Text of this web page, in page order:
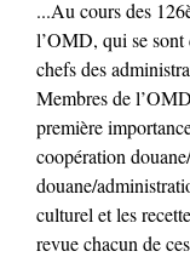
...Au cours des
l’OMD, qui se sont
chefs des
Membres de
première
coopération
douane/
culturel et les
revue chacun de